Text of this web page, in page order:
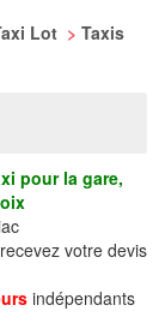
Lot > Taxis
pour la gare,
votre devis
indépendants